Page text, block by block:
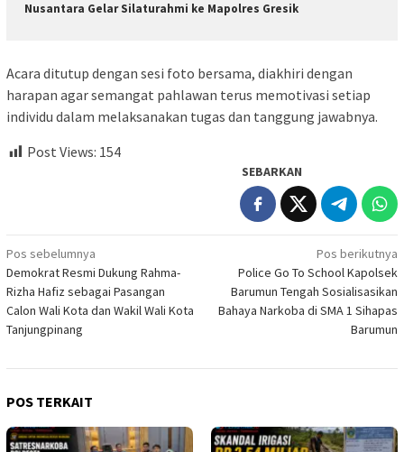
Nusantara Gelar Silaturahmi ke Mapolres Gresik
Acara ditutup dengan sesi foto bersama, diakhiri dengan
harapan agar semangat pahlawan terus memotivasi setiap
individu dalam melaksanakan tugas dan tanggung jawabnya.
Post Views: 154
SEBARKAN
Navigasi
pos
Pos sebelumnya
Demokrat Resmi Dukung Rahma-
Rizha Hafiz sebagai Pasangan
Calon Wali Kota dan Wakil Wali Kota
Tanjungpinang
Pos berikutnya
Police Go To School Kapolsek
Barumun Tengah Sosialisasikan
Bahaya Narkoba di SMA 1 Sihapas
Barumun
POS TERKAIT